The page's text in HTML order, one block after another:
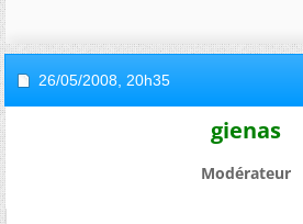
26/05/2008, 20h35
gienas
Modérateur